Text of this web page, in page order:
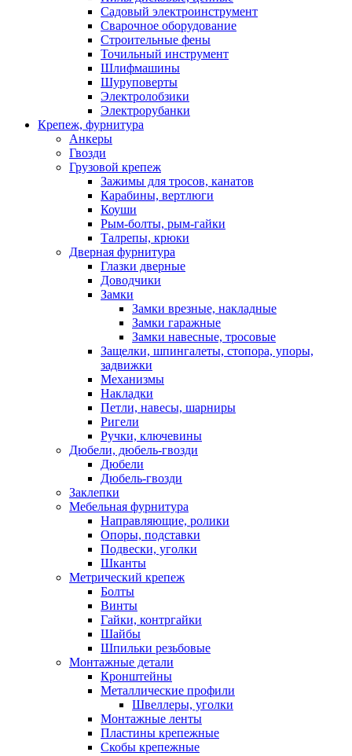
Садовый электроинструмент
Сварочное оборудование
Строительные фены
Точильный инструмент
Шлифмашины
Шуруповерты
Электролобзики
Электрорубанки
Крепеж, фурнитура
Анкеры
Гвозди
Грузовой крепеж
Зажимы для тросов, канатов
Карабины, вертлюги
Коуши
Рым-болты, рым-гайки
Талрепы, крюки
Дверная фурнитура
Глазки дверные
Доводчики
Замки
Замки врезные, накладные
Замки гаражные
Замки навесные, тросовые
Защелки, шпингалеты, стопора, упоры,
задвижки
Механизмы
Накладки
Петли, навесы, шарниры
Ригели
Ручки, ключевины
Дюбели, дюбель-гвозди
Дюбели
Дюбель-гвозди
Заклепки
Мебельная фурнитура
Направляющие, ролики
Опоры, подставки
Подвески, уголки
Шканты
Метрический крепеж
Болты
Винты
Гайки, контргайки
Шайбы
Шпильки резьбовые
Монтажные детали
Кронштейны
Металлические профили
Швеллеры, уголки
Монтажные ленты
Пластины крепежные
Скобы крепежные